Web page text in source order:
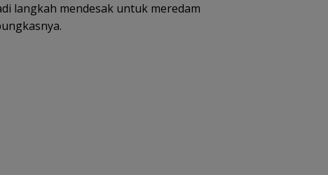
langkah mendesak untuk meredam